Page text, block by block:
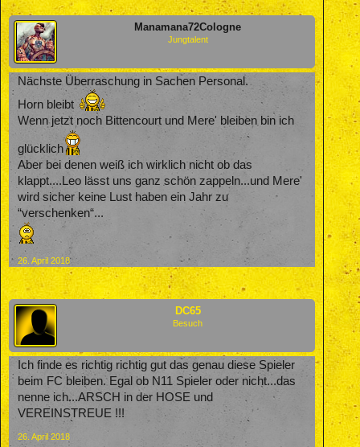
Manamana72Cologne
Jungtalent
Nächste Überraschung in Sachen Personal.
Horn bleibt
Wenn jetzt noch Bittencourt und Mere' bleiben bin ich
glücklich
Aber bei denen weiß ich wirklich nicht ob das
klappt....Leo lässt uns ganz schön zappeln...und Mere'
wird sicher keine Lust haben ein Jahr zu
“verschenken“...
26. April 2018
DC65
Besuch
Ich finde es richtig richtig gut das genau diese Spieler
beim FC bleiben. Egal ob N11 Spieler oder nicht...das
nenne ich...ARSCH in der HOSE und
VEREINSTREUE !!!
26. April 2018